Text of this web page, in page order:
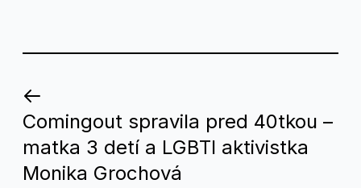
Kto
viac
číta,
viac
Comingout spravila pred 40tkou –
matka 3 detí a LGBTI aktivistka
Monika Grochová